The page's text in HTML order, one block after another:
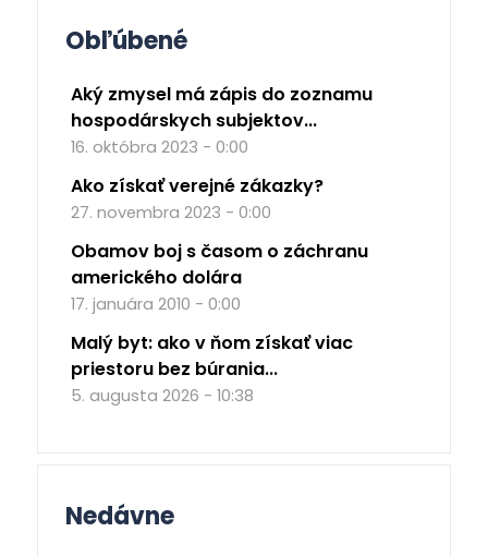
Obľúbené
Aký zmysel má zápis do zoznamu
hospodárskych subjektov...
16. októbra 2023 - 0:00
Ako získať verejné zákazky?
27. novembra 2023 - 0:00
Obamov boj s časom o záchranu
amerického dolára
17. januára 2010 - 0:00
Malý byt: ako v ňom získať viac
priestoru bez búrania...
5. augusta 2026 - 10:38
Nedávne